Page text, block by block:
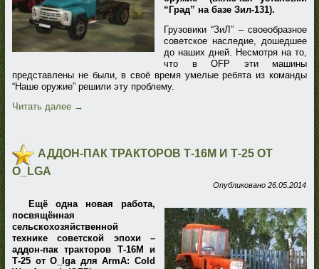
“Град” на базе Зил-131).
Грузовики “ЗиЛ” – своеобразное
советское наследие, дошедшее
до наших дней. Несмотря на то,
что в OFP эти машины
представлены не были, в своё время умелые ребята из команды
“Наше оружие” решили эту проблему.
Читать далее →
АДДОН-ПАК ТРАКТОРОВ Т-16М И Т-25 ОТ
O_LGA
Опубликовано 26.05.2014
Ещё одна новая работа,
посвящённая
сельскохозяйственной
технике советской эпохи –
аддон-пак тракторов Т-16М и
Т-25 от O_lga для ArmA: Cold